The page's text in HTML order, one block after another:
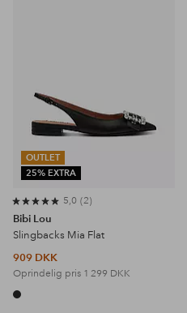
OUTLET
25% EXTRA
5,0 2
Bibi Lou
Slingbacks Mia Flat
909 DKK
Oprindelig pris 1 299 DKK